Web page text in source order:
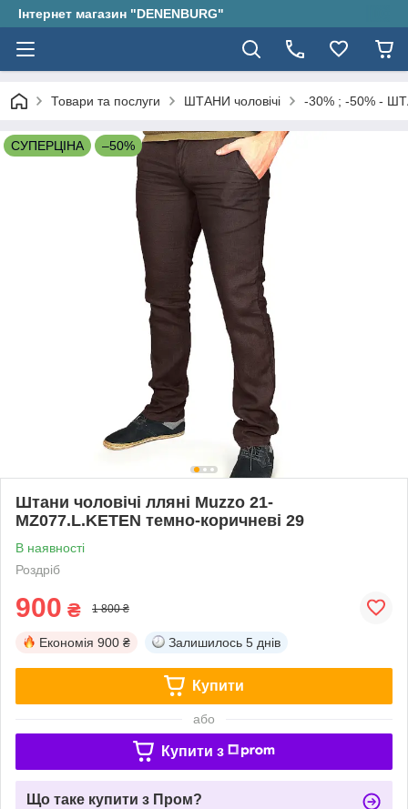
Інтернет магазин "DENENBURG"
Товари та послуги ШТАНИ чоловічі -30% ; -50% -
СУПЕРЦІНА –50%
Штани чоловічі лляні Muzzo 21-
MZ077.L.KETEN темно-коричневі 29
В наявності
Роздріб
900 ₴ 1 800 ₴
Економія 900 ₴ Залишилось 5 днів
Купити
або
Купити з
Що таке купити з Пром?